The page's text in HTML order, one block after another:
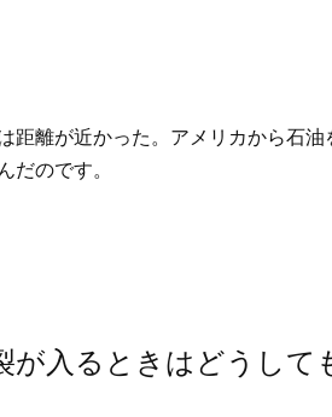
離が近かった。アメリカから石油
だのです。
が入るときはどうして